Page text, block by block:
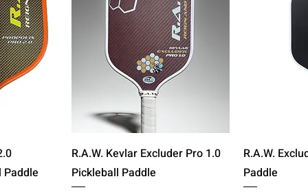
त्वरित दृश्य
R.A.W. Kevlar Excluder Pro 1.0
Pickleball Paddle
R.A.W.
Paddle